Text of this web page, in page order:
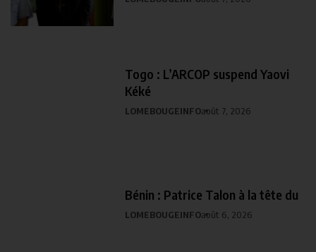
Togo : L’ARCOP suspend Yaovi
Kéké
LOMEBOUGEINFOaoût 7, 2026
Bénin : Patrice Talon à la tête du
LOMEBOUGEINFOaoût 6, 2026